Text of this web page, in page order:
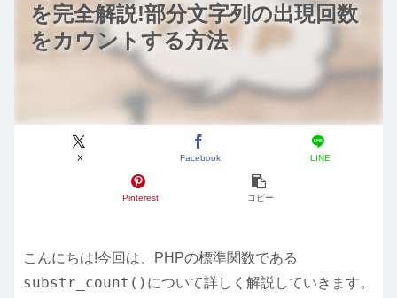
を完全解説!部分文字列の出現回数
をカウントする方法
X Facebook LINE
Pinterest コピー
こんにちは!今回は、PHPの標準関数である
substr_count() について詳しく解説していきます。